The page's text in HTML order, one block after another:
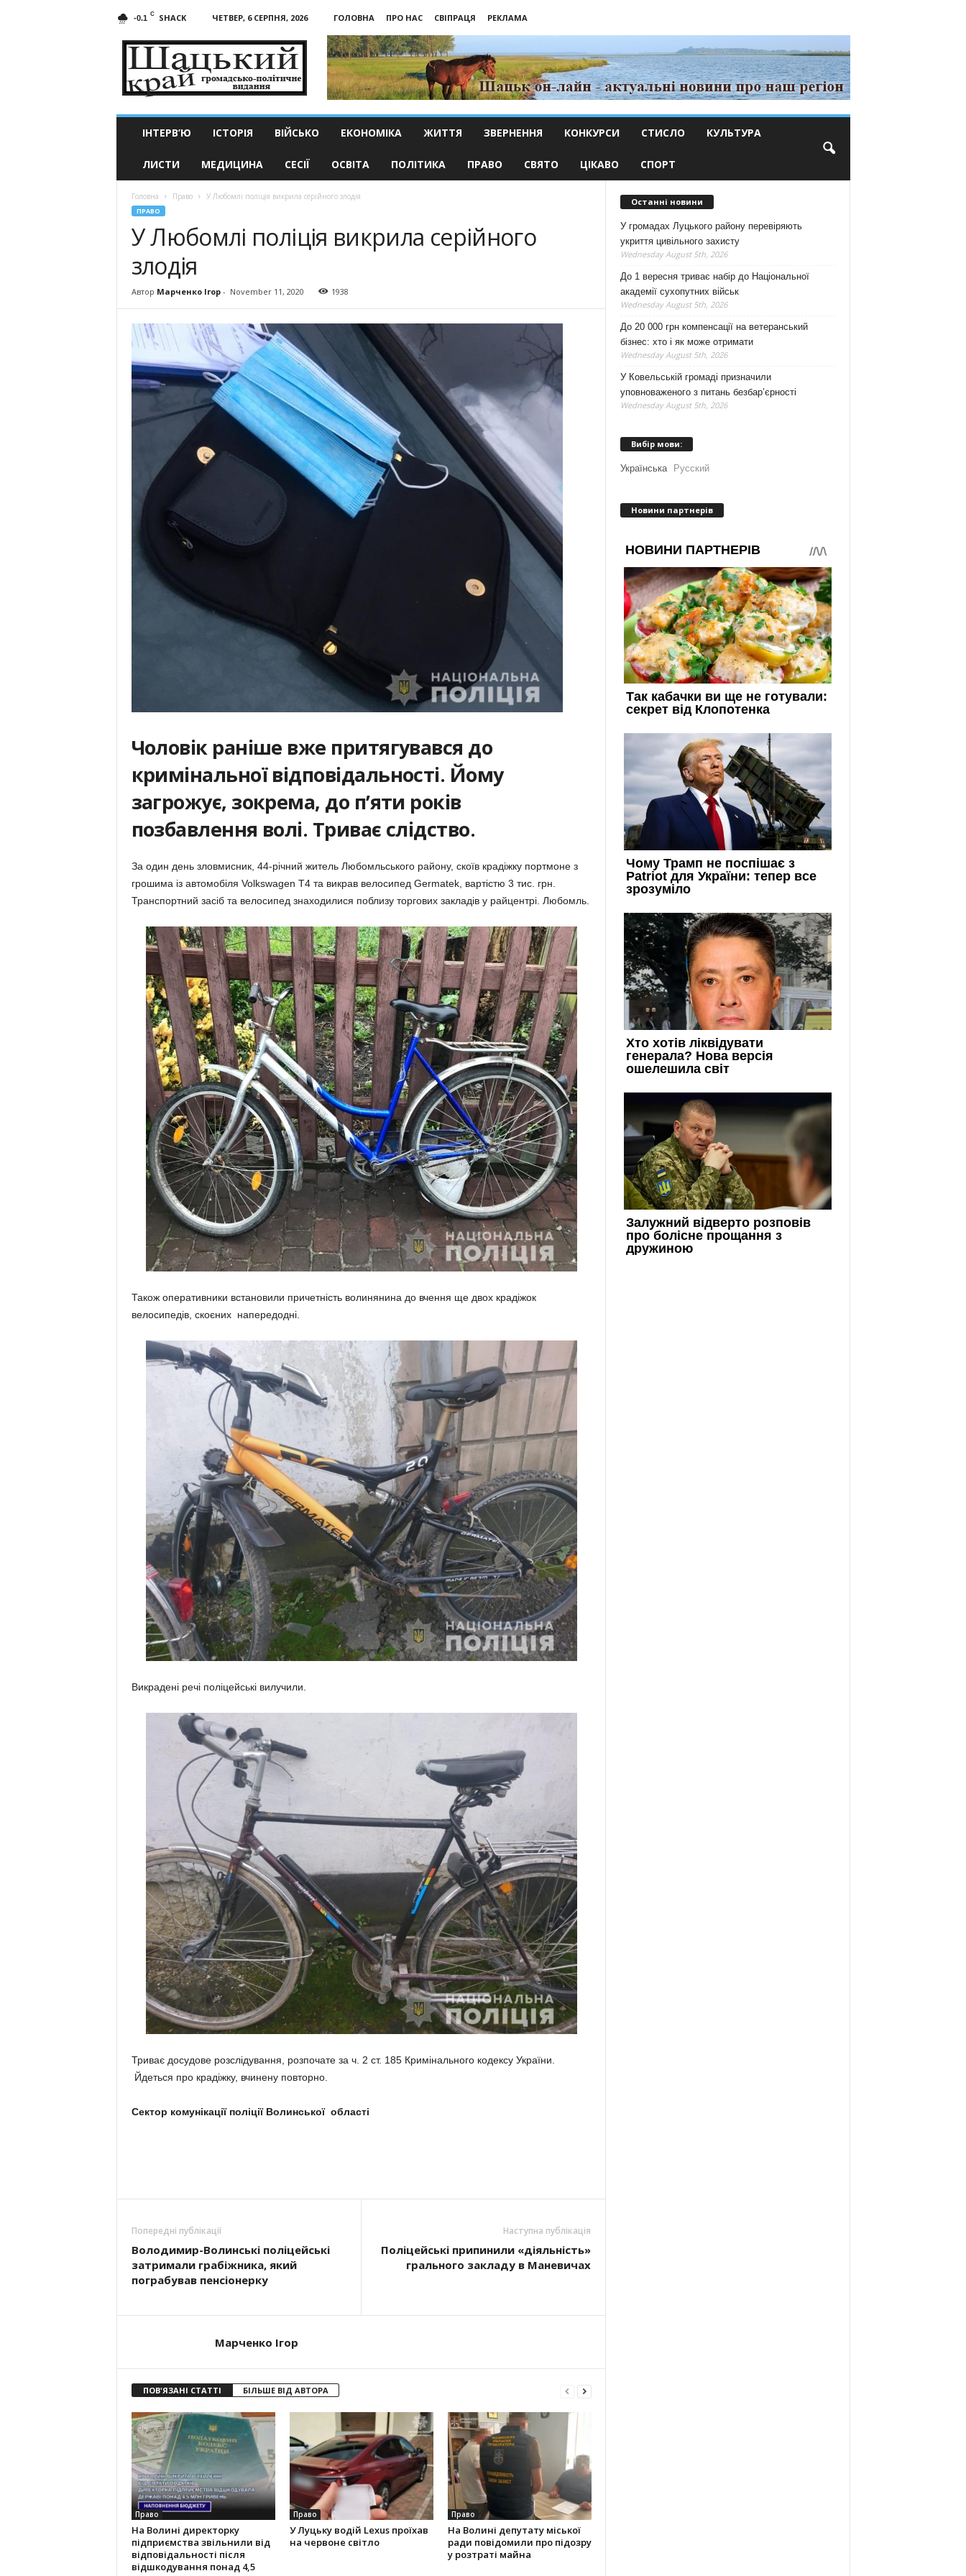
-0.1 C SHACK ЧЕТВЕР, 6 СЕРПНЯ, 2026 ГОЛОВНА ПРО НАС СВІПРАЦЯ
РЕКЛАМА
край
ІНТЕРВ’Ю ІСТОРІЯ ВІЙСЬКО ЕКОНОМІКА ЖИТТЯ ЗВЕРНЕННЯ КОНКУРСИ СТИСЛО КУЛЬТУРА
ЛИСТИ МЕДИЦИНА СЕСІЇ ОСВІТА ПОЛІТИКА ПРАВО СВЯТО ЦІКАВО СПОРТ
Головна Право У Любомлі поліція викрила серійного злодія
ПРАВО
У Любомлі поліція викрила серійного
злодія
Автор Марченко Ігор- November 11, 2020 1938
Чоловік раніше вже притягувався до
кримінальної відповідальності. Йому
загрожує, зокрема, до п’яти років
позбавлення волі. Триває слідство.
За один день зловмисник, 44-річний житель Любомльського району, скоїв крадіжку портмоне з
грошима із автомобіля Volkswagen T4 та викрав велосипед Germatek, вартістю 3 тис. грн.
Транспортний засіб та велосипед знаходилися поблизу торгових закладів у райцентрі. Любомль.
Також оперативники встановили причетність волинянина до вчення ще двох крадіжок
велосипедів, скоєних напередодні.
Викрадені речі поліцейські вилучили.
Триває досудове розслідування, розпочате за ч. 2 ст. 185 Кримінального кодексу України.
Йдеться про крадіжку, вчинену повторно.
Сектор комунікації поліції Волинської області
Попередні публікації
Володимир-Волинські поліцейські
затримали грабіжника, який
пограбував пенсіонерку
Наступна публікація
Поліцейські припинили «діяльність»
грального закладу в Маневичах
Марченко Ігор
ПОВ'ЯЗАНІ СТАТТІ БІЛЬШЕ ВІД АВТОРА
Право
На Волині директорку
підприємства звільнили від
відповідальності після
відшкодування понад 4,5
Право
У Луцьку водій Lexus проїхав
на червоне світло
Право
На Волині депутату міської
ради повідомили про підозру
у розтраті майна
Останні новини
У громадах Луцького району перевіряють
укриття цивільного захисту
Wednesday August 5th, 2026
До 1 вересня триває набір до Національної
академії сухопутних військ
Wednesday August 5th, 2026
До 20 000 грн компенсації на ветеранський
бізнес: хто і як може отримати
Wednesday August 5th, 2026
У Ковельській громаді призначили
уповноваженого з питань безбар’єрності
Wednesday August 5th, 2026
Вибір мови:
Українська Русский
Новини партнерів